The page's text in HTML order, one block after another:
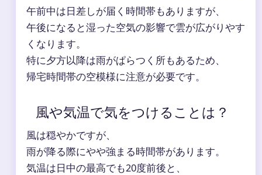
午前中は日差しが届く時間帯もありますが、
午後になると湿った空気の影響で雲が広がりやす
くなります。
特に夕方以降は雨がぱらつく所もあるため、
帰宅時間帯の空模様に注意が必要です。
風や気温で気をつけることは？
風は穏やかですが、
雨が降る際にやや強まる時間帯があります。
気温は日中の最高でも20度前後と、